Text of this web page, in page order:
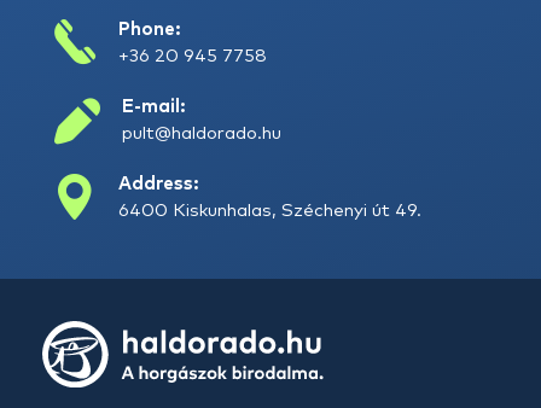
Phone:
+36 20 945 7758
E-mail:
pult@haldorado.hu
Address:
6400 Kiskunhalas, Széchenyi út 49.